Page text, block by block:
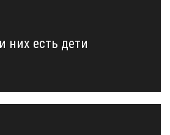
них есть дети